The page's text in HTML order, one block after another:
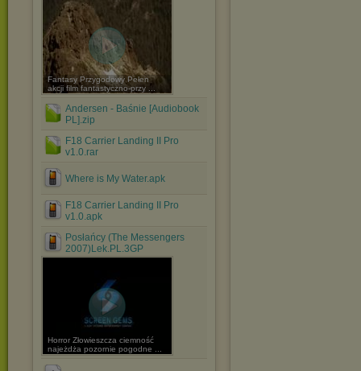
Fantasy Przygodowy Pełen
akcji film fantastyczno-przy ...
Andersen - Baśnie [Audiobook
PL].zip
F18 Carrier Landing II Pro
v1.0.rar
Where is My Water.apk
F18 Carrier Landing II Pro
v1.0.apk
Posłańcy (The Messengers
2007)Lek.PL.3GP
Horror Złowieszcza ciemność
najeżdża pozornie pogodne ...